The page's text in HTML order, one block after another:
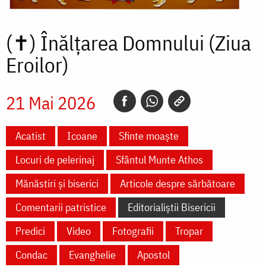
(✝) Înălțarea Domnului (Ziua
Eroilor)
21 Mai 2026
Acatist Icoane
Sfinte moaște
Locuri de pelerinaj
Sfântul Munte Athos
Mănăstiri și biserici
Articole despre sărbătoare
Comentarii patristice
Editorialiștii Bisericii
Predici
Video Fotografii
Tropar
Condac
Evanghelie Apostol